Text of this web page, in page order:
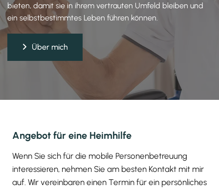
bieten, damit sie in ihrem vertrauten Umfeld bleiben und
ein selbstbestimmtes Leben führen können.
Über mich
Angebot für eine Heimhilfe
Wenn Sie sich für die mobile Personenbetreuung
interessieren, nehmen Sie am besten Kontakt mit mir
auf. Wir vereinbaren einen Termin für ein persönliches